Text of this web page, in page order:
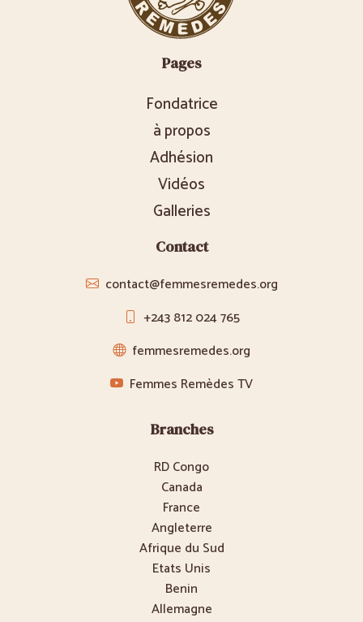
Pages
Fondatrice
à propos
Adhésion
Vidéos
Galleries
Contact
contact@femmesremedes.org
+243 812 024 765
femmesremedes.org
Femmes Remèdes TV
Branches
RD Congo
Canada
France
Angleterre
Afrique du Sud
Etats Unis
Benin
Allemagne